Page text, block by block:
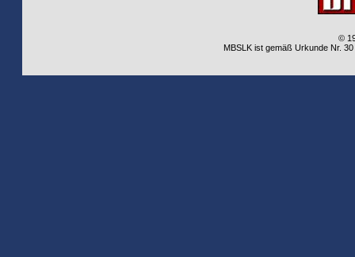
©
MBSLK ist gemäß Urkunde Nr.